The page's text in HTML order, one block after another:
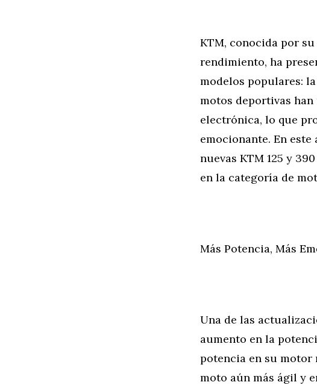
KTM, conocida por
rendimiento, ha
modelos populares: la
motos deportivas
electrónica, lo que
emocionante. En
nuevas KTM 125 y
en la categoría de
Más Potencia, Más
Una de las
aumento en la
potencia en su motor
moto aún más ágil y